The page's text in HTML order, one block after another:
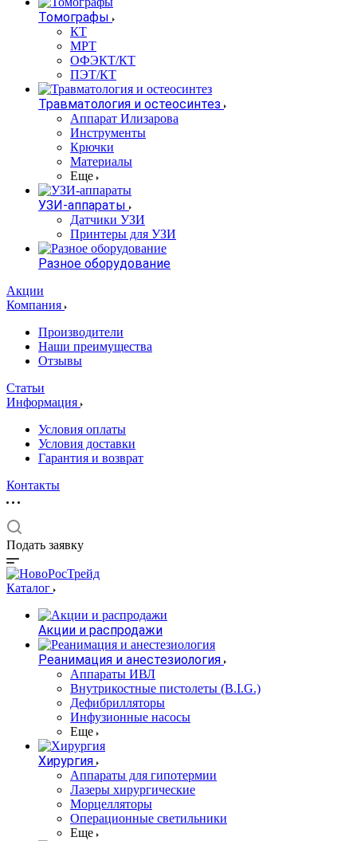
Томографы
КТ
МРТ
ОФЭКТ/КТ
ПЭТ/КТ
Травматология и остеосинтез
Аппарат Илизарова
Инструменты
Крючки
Материалы
Еще
УЗИ-аппараты
Датчики УЗИ
Принтеры для УЗИ
Разное оборудование
Акции
Компания
Производители
Наши преимущества
Отзывы
Статьи
Информация
Условия оплаты
Условия доставки
Гарантия и возврат
Контакты
Подать заявку
Каталог
Акции и распродажи
Реанимация и анестезиология
Аппараты ИВЛ
Внутрикостные пистолеты (B.I.G.)
Дефибрилляторы
Инфузионные насосы
Еще
Хирургия
Аппараты для гипотермии
Лазеры хирургические
Морцелляторы
Операционные светильники
Еще